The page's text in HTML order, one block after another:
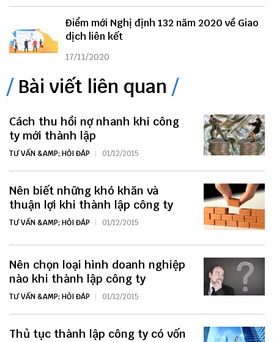
Điểm mới Nghị định 132 năm 2020 về Giao
dịch liên kết
17/11/2020
Bài viết liên quan
Cách thu hồi nợ nhanh khi công
ty mới thành lập
TƯ VẤN &AMP; HỎI ĐÁP 01/12/2015
Nên biết những khó khăn và
thuận lợi khi thành lập công ty
TƯ VẤN &AMP; HỎI ĐÁP 01/12/2015
Nên chọn loại hình doanh nghiệp
nào khi thành lập công ty
TƯ VẤN &AMP; HỎI ĐÁP 01/12/2015
Thủ tục thành lập công ty có vốn